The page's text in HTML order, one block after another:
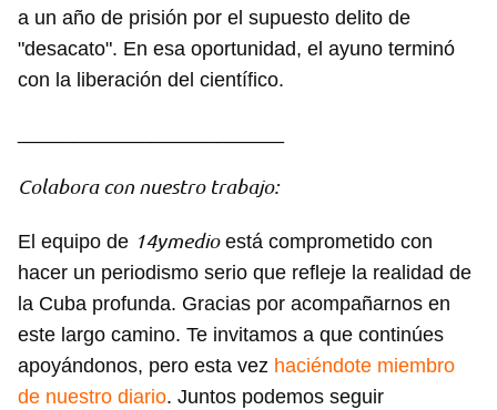
a un año de prisión por el supuesto delito de
"desacato". En esa oportunidad, el ayuno terminó
con la liberación del científico.
Colabora con nuestro trabajo:
El equipo de 14ymedioestá comprometido con
hacer un periodismo serio que refleje la realidad de
la Cuba profunda. Gracias por acompañarnos en
este largo camino. Te invitamos a que continúes
apoyándonos, pero esta vez haciéndote miembro
de nuestro diario. Juntos podemos seguir